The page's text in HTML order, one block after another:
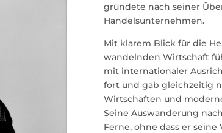
gründete nach seiner
Handelsunternehmen.
Mit klarem Blick für die
wandelnden Wirtschaft
mit internationaler
fort und gab gleichzeitig
Wirtschaften und
Seine Auswanderung
Ferne, ohne dass er